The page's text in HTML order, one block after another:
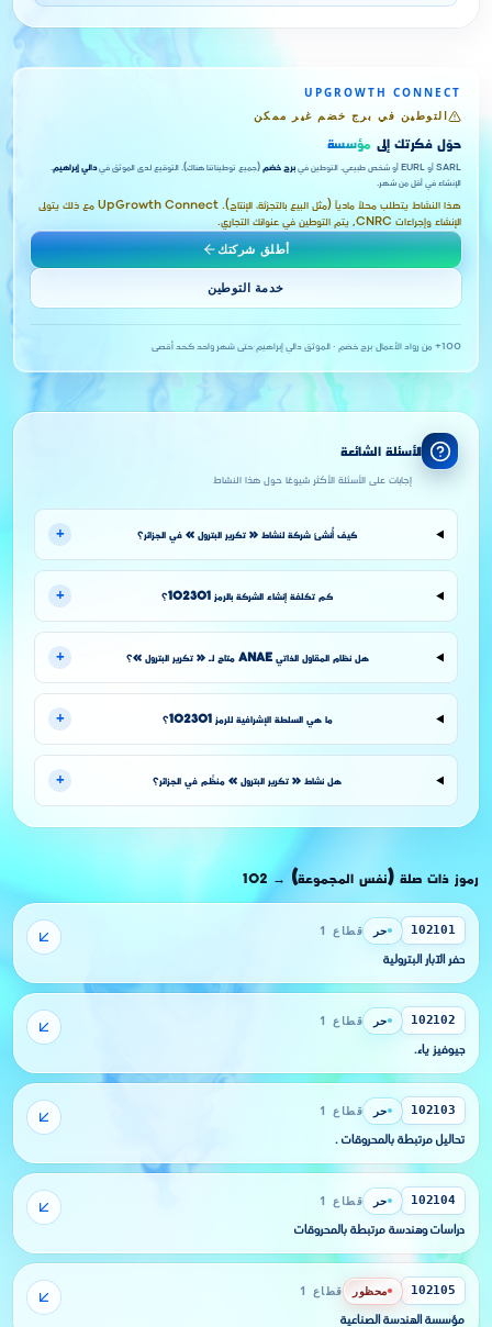
UPGROWTH CONNECT
التوطين في برج خضم غير ممكن
حوّل فكرتك إلى مؤسسة
SARL أو EURL أو شخص طبيعي. التوطين في برج خضم (جميع توطيناتنا هناك). التوقيع لدى الموثق فيدالي إبراهيم.
الإنشاء في أقل من شهر.
هذا النشاط يتطلب محلاً مادياً (مثل البيع بالتجزئة، الإنتاج). UpGrowth Connect مع ذلك يتولى
الإنشاء وإجراءات CNRC, يتم التوطين في عنوانك التجاري.
أطلق شركتك
خدمة التوطين
100+ من رواد الأعمال ·برج خضم · الموثق دالي إبراهيم·حتى شهر واحد كحد أقصى
الأسئلة الشائعة
إجابات على الأسئلة الأكثر شيوعًا حول هذا النشاط
كيف أُنشئ شركة لنشاط « تكرير البترول » في الجزائر؟ +
كم تكلفة إنشاء الشركة بالرمز 102301؟ +
هل نظام المقاول الذاتي ANAE متاح لـ « تكرير البترول »؟ +
ما هي السلطة الإشرافية للرمز 102301؟ +
هل نشاط « تكرير البترول » منظَّم في الجزائر؟ +
رموز ذات صلة (نفس المجموعة) →
102
102101 حر قطاع 1
حفر الآبار البترولية
102102 حر قطاع 1
جيوفيز ياء.
102103 حر قطاع 1
تحاليل مرتبطة بالمحروقات .
102104 حر قطاع 1
دراسات وهندسة مرتبطة بالمحروقات
102105 محظور قطاع 1
مؤسسة الهندسة الصناعية